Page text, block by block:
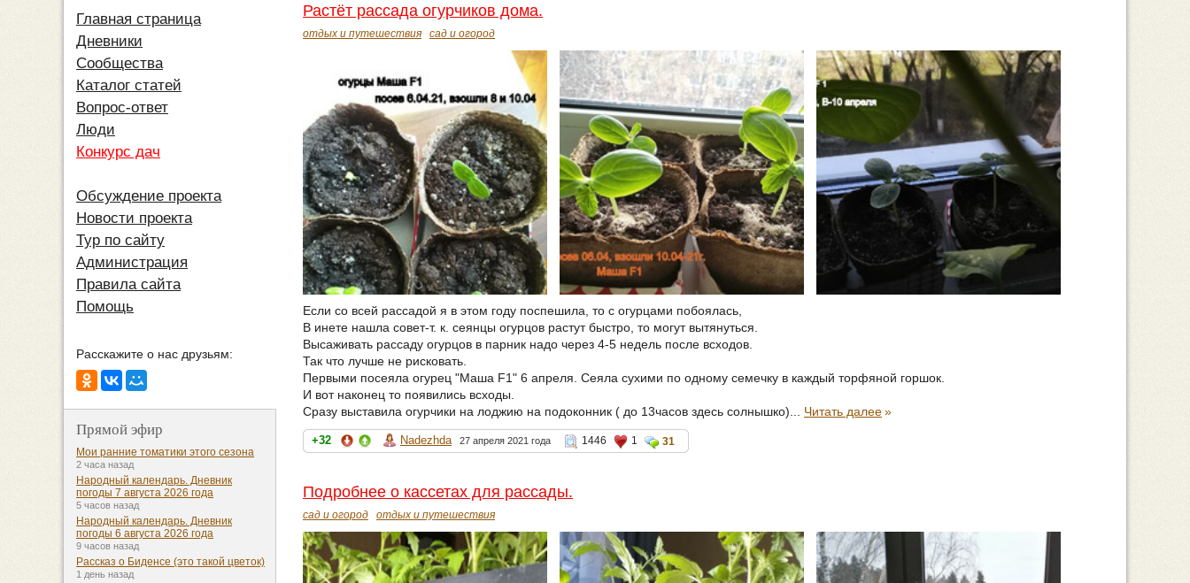
Растёт рассада огурчиков дома.
отдых и путешествия сад и огород
Если со всей рассадой я в этом году поспешила, то с огурцами побоялась,
В инете нашла совет-т. к. сеянцы огурцов растут быстро, то могут вытянуться.
Высаживать рассаду огурцов в парник надо через 4-5 недель после всходов.
Так что лучше не рисковать.
Первыми посеяла огурец "Маша F1" 6 апреля. Сеяла сухими по одному семечку в каждый торфяной горшок.
И вот наконец то появились всходы.
Сразу выставила огурчики на лоджию на подоконник ( до 13часов здесь солнышко)... Читать далее»
+32 Nadezhda 27 апреля 2021 года 1446 1 31
Подробнее о кассетах для рассады.
сад и огород отдых и путешествия
Главная страница
Дневники
Сообщества
Каталог статей
Вопрос-ответ
Люди
Конкурс дач
Обсуждение проекта
Новости проекта
Тур по сайту
Администрация
Правила сайта
Помощь
Расскажите о нас друзьям:
Прямой эфир
Мои ранние томатики этого сезона
2 часа назад
Народный календарь. Дневник
погоды 7 августа 2026 года
5 часов назад
Народный календарь. Дневник
погоды 6 августа 2026 года
9 часов назад
Рассказ о Биденсе (это такой цветок)
1 день назад